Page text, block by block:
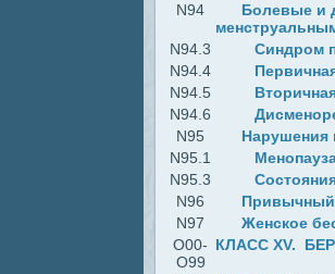
N94
Болевые и
N94.3
Синдром
N94.4
N94.5
N94.6
N95
Нарушения
N95.1
N95.3
N96
N97
Женское
O00-
O99
КЛАСС XV.